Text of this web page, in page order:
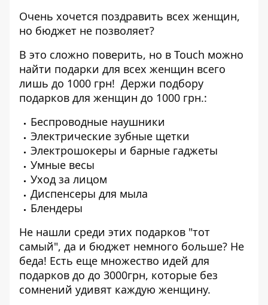
Очень хочется поздравить всех женщин,
но бюджет не позволяет?
В это сложно поверить, но в Touch можно
найти подарки для всех женщин всего
лишь до 1000 грн! Держи подбору
подарков для женщин до 1000 грн.:
Беспроводные наушники
Электрические зубные щетки
Электрошокеры и барные гаджеты
Умные весы
Уход за лицом
Диспенсеры для мыла
Блендеры
Не нашли среди этих подарков "тот
самый", да и бюджет немного больше? Не
беда! Есть еще множество идей для
подарков до до 3000грн, которые без
сомнений удивят каждую женщину.